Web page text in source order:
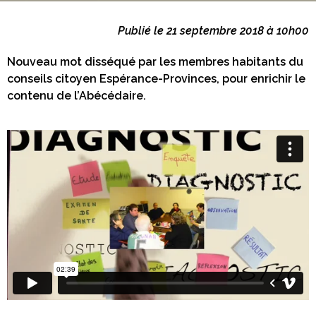
Publié le 21 septembre 2018 à 10h00
Nouveau mot disséqué par les membres habitants du
conseils citoyen Espérance-Provinces, pour enrichir le
contenu de l’Abécédaire.